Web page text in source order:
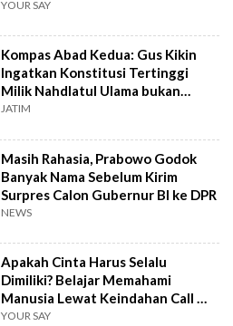
YOUR SAY
Kompas Abad Kedua: Gus Kikin
Ingatkan Konstitusi Tertinggi
Milik Nahdlatul Ulama bukan
AD/ART
JATIM
Masih Rahasia, Prabowo Godok
Banyak Nama Sebelum Kirim
Surpres Calon Gubernur BI ke DPR
NEWS
Apakah Cinta Harus Selalu
Dimiliki? Belajar Memahami
Manusia Lewat Keindahan Call Me
by Your Name
YOUR SAY